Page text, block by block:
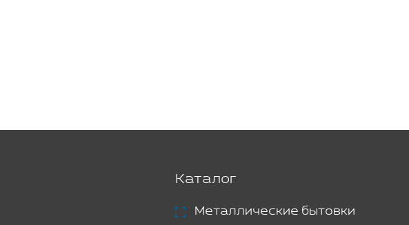
Каталог
Металлические бытовки